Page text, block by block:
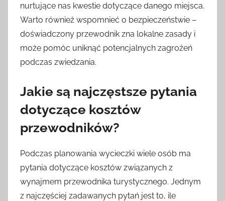
nurtujące nas kwestie dotyczące danego miejsca.
Warto również wspomnieć o bezpieczeństwie –
doświadczony przewodnik zna lokalne zasady i
może pomóc uniknąć potencjalnych zagrożeń
podczas zwiedzania.
Jakie są najczęstsze pytania
dotyczące kosztów
przewodników?
Podczas planowania wycieczki wiele osób ma
pytania dotyczące kosztów związanych z
wynajmem przewodnika turystycznego. Jednym
z najczęściej zadawanych pytań jest to, ile